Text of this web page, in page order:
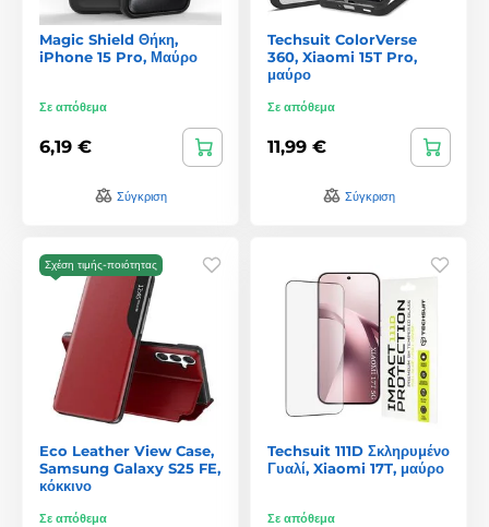
Magic Shield Θήκη,
iPhone 15 Pro, Μαύρο
Σε απόθεμα
6,19 €
Σύγκριση
Techsuit ColorVerse
360, Xiaomi 15T Pro,
μαύρο
Σε απόθεμα
11,99 €
Σύγκριση
Σχέση τιμής-ποιότητας
Eco Leather View Case,
Samsung Galaxy S25 FE,
κόκκινο
Σε απόθεμα
Techsuit 111D Σκληρυμένο
Γυαλί, Xiaomi 17T, μαύρο
Σε απόθεμα